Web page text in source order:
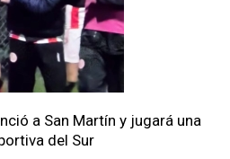
a San Martín y jugará una
del Sur